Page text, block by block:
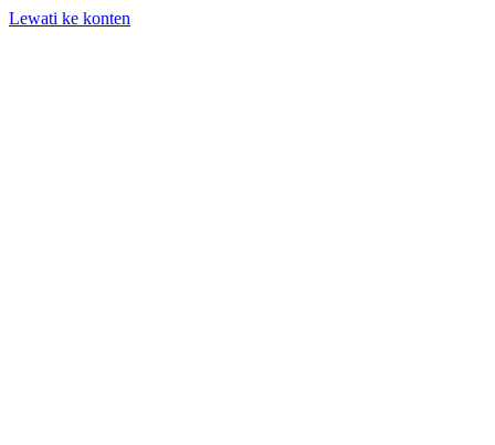
Lewati ke konten